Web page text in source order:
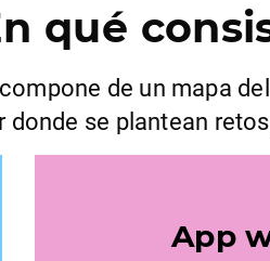
qué
de un mapa
donde se plantean
App